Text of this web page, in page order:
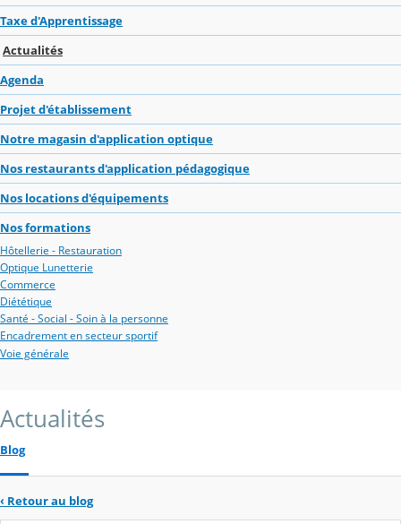
Taxe d'Apprentissage
Actualités
Agenda
Projet d'établissement
Notre magasin d'application optique
Nos restaurants d'application pédagogique
Nos locations d'équipements
Nos formations
Hôtellerie - Restauration
Optique Lunetterie
Commerce
Diététique
Santé - Social - Soin à la personne
Encadrement en secteur sportif
Voie générale
Actualités
Blog
‹ Retour au blog